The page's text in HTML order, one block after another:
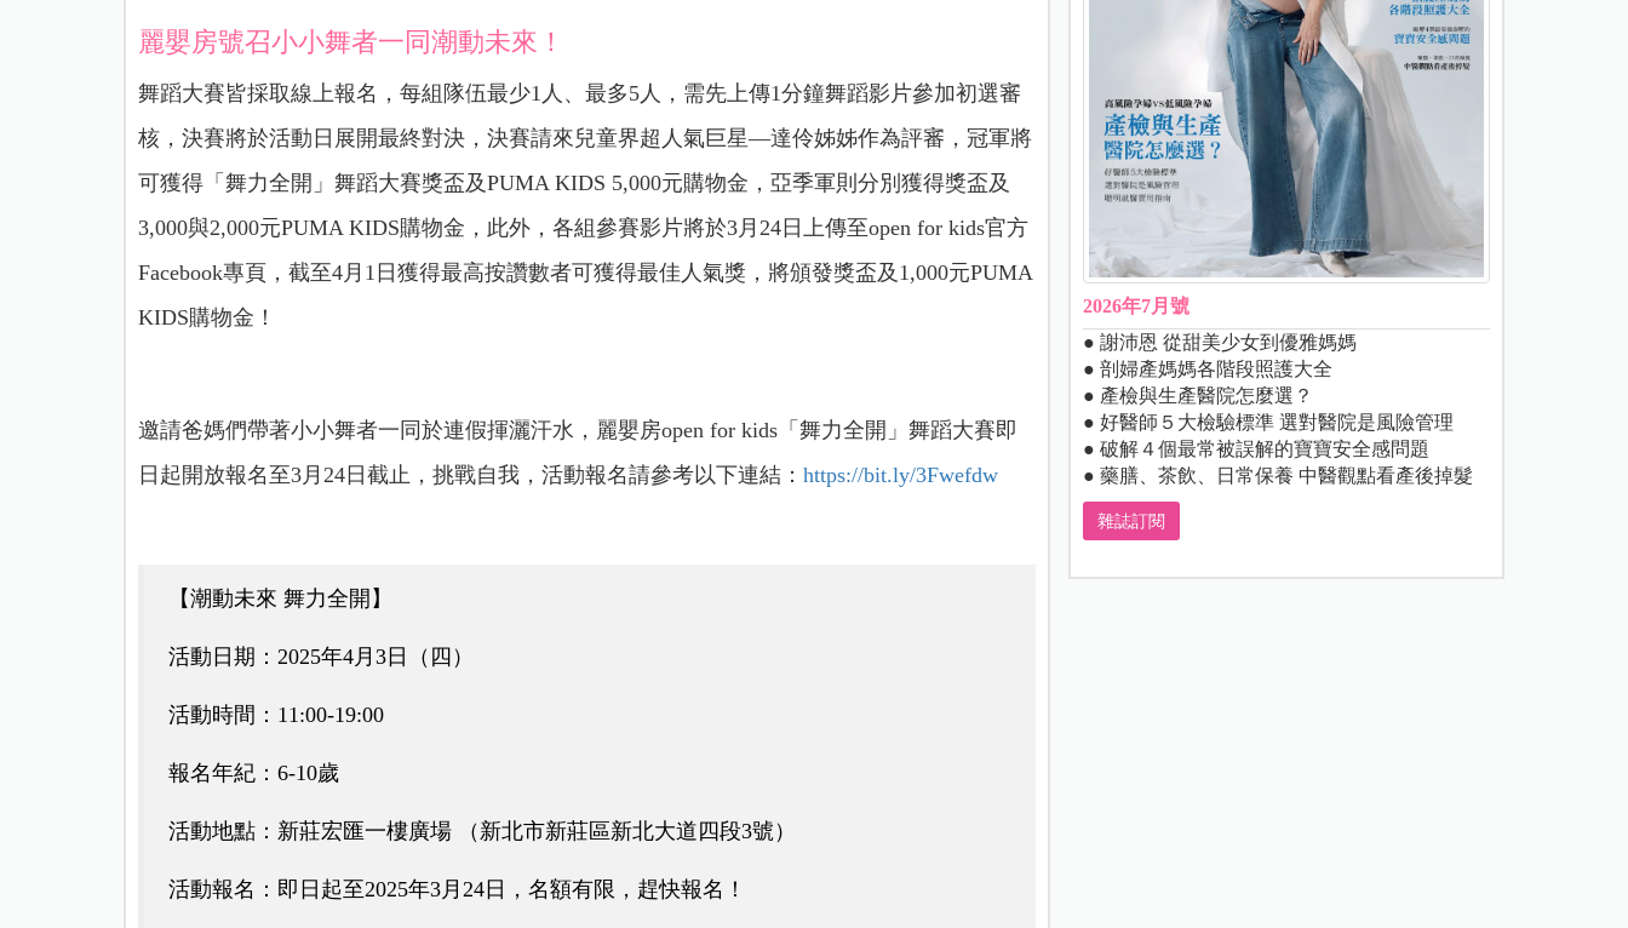
麗嬰房號召小小舞者一同潮動未來！
舞蹈大賽皆採取線上報名，每組隊伍最少1人、最多5人，需先上傳1分鐘舞蹈影片參加初選審
核，決賽將於活動日展開最終對決，決賽請來兒童界超人氣巨星—達伶姊姊作為評審，冠軍將
可獲得「舞力全開」舞蹈大賽獎盃及PUMA KIDS 5,000元購物金，亞季軍則分別獲得獎盃及
3,000與2,000元PUMA KIDS購物金，此外，各組參賽影片將於3月24日上傳至open for kids官方
Facebook專頁，截至4月1日獲得最高按讚數者可獲得最佳人氣獎，將頒發獎盃及1,000元PUMA
KIDS購物金！
邀請爸媽們帶著小小舞者一同於連假揮灑汗水，麗嬰房open for kids「舞力全開」舞蹈大賽即
日起開放報名至3月24日截止，挑戰自我，活動報名請參考以下連結： https://bit.ly/3Fwefdw
【潮動未來 舞力全開】
活動日期：2025年4月3日（四）
活動時間：11:00-19:00
報名年紀：6-10歲
活動地點：新莊宏匯一樓廣場 （新北市新莊區新北大道四段3號）
活動報名：即日起至2025年3月24日，名額有限，趕快報名！
2026年7月號
● 謝沛恩 從甜美少女到優雅媽媽
● 剖婦產媽媽各階段照護大全
● 產檢與生產醫院怎麼選？
● 好醫師５大檢驗標準 選對醫院是風險管理
● 破解４個最常被誤解的寶寶安全感問題
● 藥膳、茶飲、日常保養 中醫觀點看產後掉髮
雜誌訂閱